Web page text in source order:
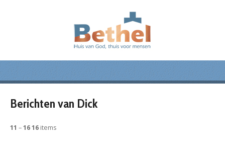
Berichten van Dick
11 –1616 items